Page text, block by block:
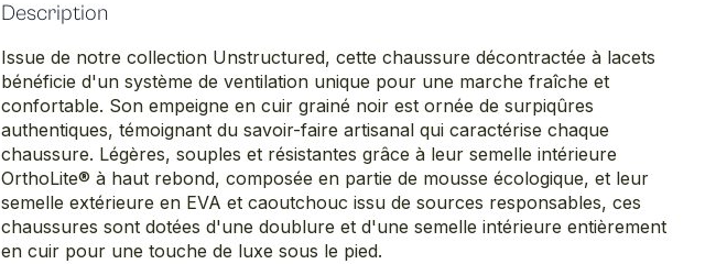
Description
Issue de notre collection Unstructured, cette chaussure décontractée à lacets
bénéficie d'un système de ventilation unique pour une marche fraîche et
confortable. Son empeigne en cuir grainé noir est ornée de surpiqûres
authentiques, témoignant du savoir-faire artisanal qui caractérise chaque
chaussure. Légères, souples et résistantes grâce à leur semelle intérieure
OrthoLite® à haut rebond, composée en partie de mousse écologique, et leur
semelle extérieure en EVA et caoutchouc issu de sources responsables, ces
chaussures sont dotées d'une doublure et d'une semelle intérieure entièrement
en cuir pour une touche de luxe sous le pied.